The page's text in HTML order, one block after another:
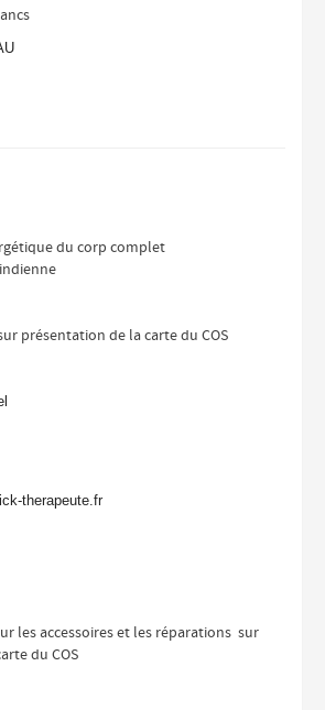
du corp complet
présentation de la carte du COS
therapeute.fr
les accessoires et les réparations sur
du COS